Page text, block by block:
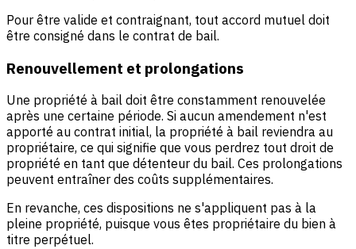
Pour être valide et contraignant, tout accord mutuel doit
être consigné dans le contrat de bail.
Renouvellement et prolongations
Une propriété à bail doit être constamment renouvelée
après une certaine période. Si aucun amendement n'est
apporté au contrat initial, la propriété à bail reviendra au
propriétaire, ce qui signifie que vous perdrez tout droit de
propriété en tant que détenteur du bail. Ces prolongations
peuvent entraîner des coûts supplémentaires.
En revanche, ces dispositions ne s'appliquent pas à la
pleine propriété, puisque vous êtes propriétaire du bien à
titre perpétuel.